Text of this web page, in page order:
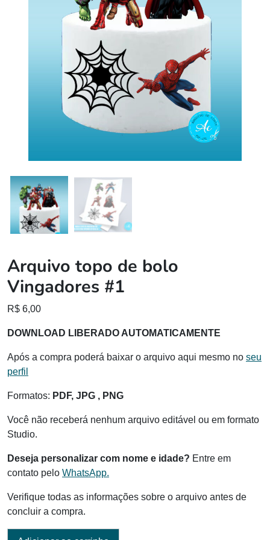
Arquivo topo de bolo
Vingadores #1
R$ 6,00
DOWNLOAD LIBERADO AUTOMATICAMENTE
Após a compra poderá baixar o arquivo aqui mesmo no seu
perfil
Formatos: PDF, JPG , PNG
Você não receberá nenhum arquivo editável ou em formato
Studio.
Deseja personalizar com nome e idade? Entre em
contato pelo WhatsApp.
Verifique todas as informações sobre o arquivo antes de
concluir a compra.